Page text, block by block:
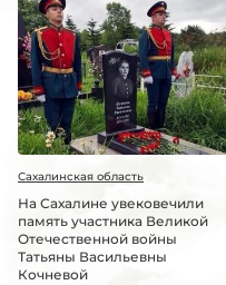
Сахалинская область
На Сахалине увековечили
память участника Великой
Отечественной войны
Татьяны Васильевны
Кочневой